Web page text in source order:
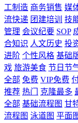
工制造 商务销售 媒
流快递 团建培训 技
管理 会议纪要 SOP
合知识 人文历史 投
进阶 个性风格 基础
戏 旅游美食 节日节
全部 免费 VIP免费
推荐 热门 克隆最多
全部 基础流程图 甘
流程图 泳道图 平面